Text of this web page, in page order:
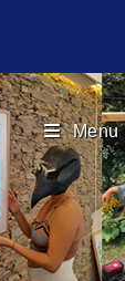
Menu